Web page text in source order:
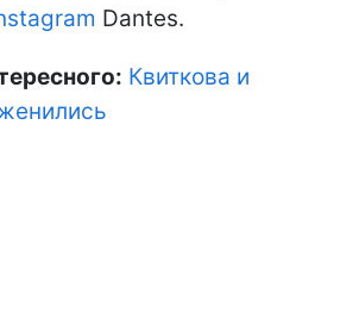
Dantes.
Квиткова и